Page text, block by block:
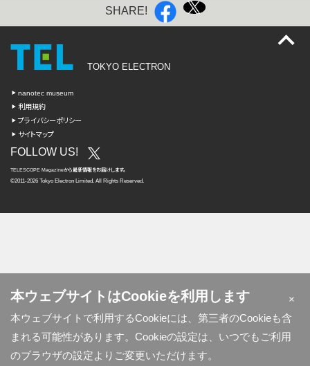
本ウェブサイトはCookieを利用します
×
本ウェブサイトで利用するCookieには、第三者のCookieも含
まれる可能性があります。Cookieの設定は、いつでもご利用
のブラウザの設定よりご変更いただけます。
SHARE!
TOKYO ELECTRON
nanotec museum
利用規約
プライバシーポリシー
サイトマップ
FOLLOW US!
TELESCOPE Magazineから最新情報をお届けします。
©2011-2026 Tokyo Electron Limited. All Rights Reserved.